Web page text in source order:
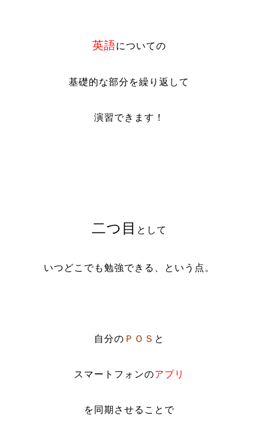
英語についての
基礎的な部分を繰り返して
演習できます！
二つ目 として
いつどこでも勉強できる、という点。
自分の ＰＯＳ と
スマートフォンのアプリ
を同期させることで